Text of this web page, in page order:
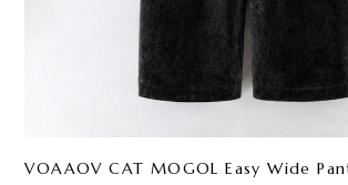
VOAAOV CAT MOGOL Easy Wide